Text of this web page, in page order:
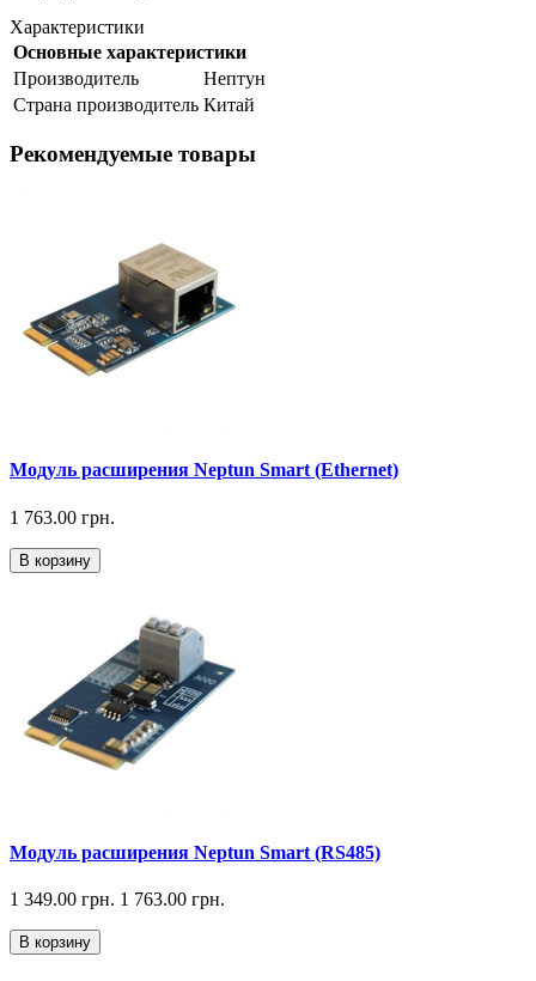
Характеристики
Основные характеристики
Производитель
Нептун
Страна производитель Китай
Рекомендуемые товары
Модуль расширения Neptun Smart (Ethernet)
1 763.00 грн.
В корзину
Модуль расширения Neptun Smart (RS485)
1 349.00 грн. 1 763.00 грн.
В корзину